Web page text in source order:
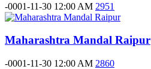
-0001-11-30 12:00 AM 2951
Maharashtra Mandal Raipur
-0001-11-30 12:00 AM 2860